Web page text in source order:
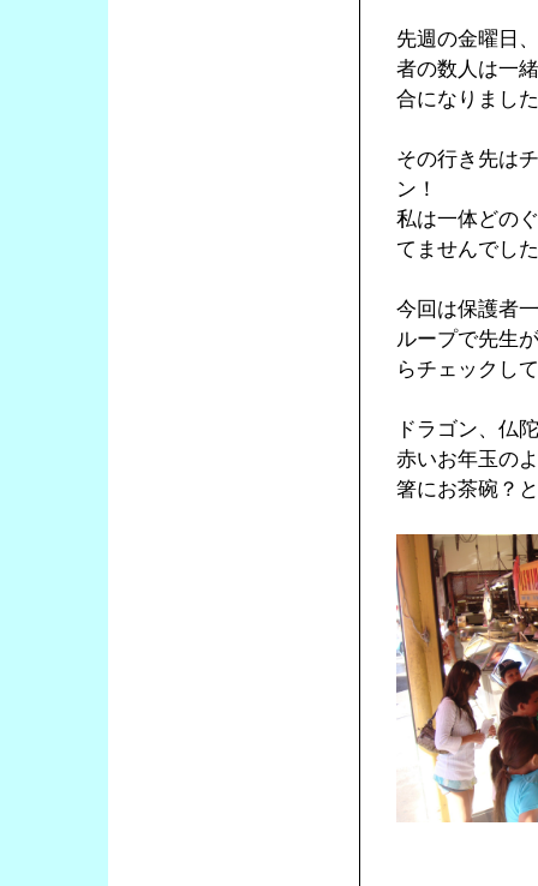
先週の金曜日
者の数人は一
合になりまし
その行き先は
ン！
私は一体どの
てませんでし
今回は保護者
ループで先生
らチェックし
ドラゴン、仏
赤いお年玉の
箸にお茶碗？